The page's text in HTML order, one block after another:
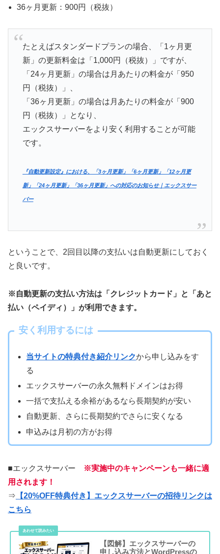
36ヶ月更新：900円（税抜）
たとえばスタンダードプランの場合、「1ヶ月更
新」の更新料金は「1,000円（税抜）」ですが、
「24ヶ月更新」の場合は月あたりの料金が「950
円（税抜）」、
「36ヶ月更新」の場合は月あたりの料金が「900
円（税抜）」となり、
エックスサーバーをより安く利用することが可能
です。
『自動更新設定』における、「3ヶ月更新」「6ヶ月更新」「12ヶ月更
新」「24ヶ月更新」「36ヶ月更新」への対応のお知らせ｜エックスサー
バー
ということで、2回目以降の支払いは自動更新にしておく
と良いです。
※自動更新の支払い方法は「クレジットカード」と「あと
払い（ペイディ）」が利用できます。
安く利用するには
当サイトの特典付き紹介リンクから申し込みをす
る
エックスサーバーの永久無料ドメインはお得
一括で支払える余裕があるなら長期契約が安い
自動更新、さらに長期契約でさらに安くなる
申込みは月初の方がお得
■エックスサーバー
※実施中のキャンペーンも一緒に適
用されます！
⇒ 【20%OFF特典付き】エックスサーバーの招待リンクは
こちら
【図解】エックスサーバーの
申し込み方法とWordPressの